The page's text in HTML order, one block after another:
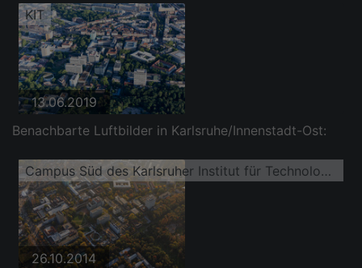
KIT
13.06.2019
Benachbarte Luftbilder in Karlsruhe/Innenstadt-Ost:
Campus Süd des Karlsruher Institut für Technologie (KIT)
26.10.2014